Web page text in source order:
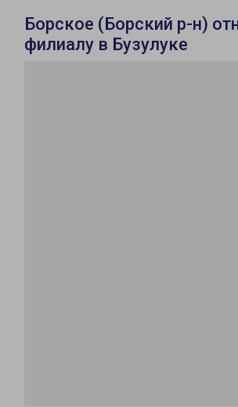
Борское (Борский р-н)
филиалу в Бузулуке